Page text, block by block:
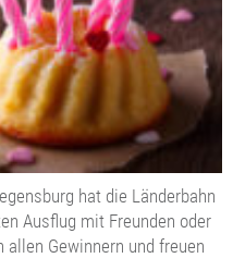
hat die Länderbahn
Ausflug mit Freunden oder
Gewinnern und freuen